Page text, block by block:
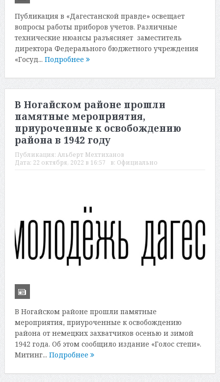
Публикация в «Дагестанской правде» освещает
вопросы работы приборов учетов. Различные
технические нюансы разъясняет заместитель
директора Федерального бюджетного учреждения
«Госуд... Подробнее
В Ногайском районе прошли
памятные мероприятия,
приуроченные к освобождению
района в 1942 году
Публикация: Альберт Мехтиханов
Дата: 22 октября, 2022 в 16:57 в: Официально
В Ногайском районе прошли памятные
мероприятия, приуроченные к освобождению
района от немецких захватчиков осенью и зимой
1942 года. Об этом сообщило издание «Голос степи».
Митинг... Подробнее